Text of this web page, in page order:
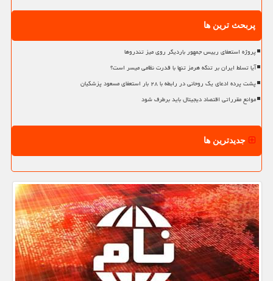
پربحث ترین ها
پروژه استعفای رییس جمهور باردیگر روی میز تندروها
آیا تسلط ایران بر تنگه هرمز تنها با قدرت نظامی میسر است؟
پشت پرده ادعای یک روحانی در رابطه با ۲۸ بار استعفای مسعود پزشکیان
موانع مقرراتی اقتصاد دیجیتال باید برطرف شود
جدیدترین ها